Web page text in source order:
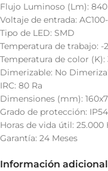
Flujo Luminoso (Lm):
Voltaje de entrada:
Tipo de LED: SMD
Temperatura de trabajo: -
Temperatura de color (K):
Dimerizable: No
IRC: 80 Ra
Dimensiones (mm):
Grado de protección: IP54
Horas de vida útil: 25.000
Garantía: 24 Meses
Información adicional